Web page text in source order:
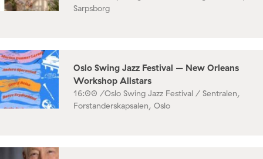
Sarpsborg
Oslo Swing Jazz Festival – New Orleans
Workshop Allstars
16:00 /Oslo Swing Jazz Festival / Sentralen,
Forstanderskapsalen, Oslo